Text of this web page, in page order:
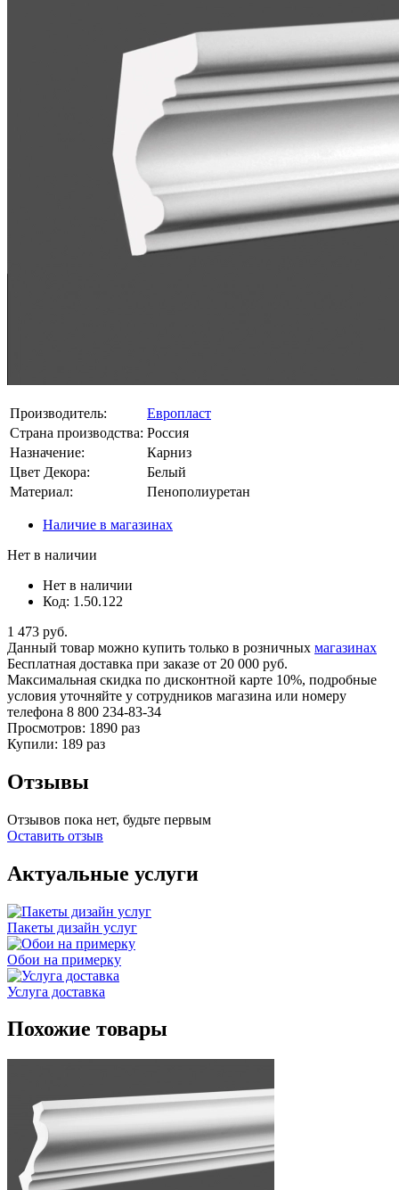
Производитель:
Европласт
Страна производства: Россия
Назначение:
Карниз
Цвет Декора:
Белый
Материал:
Пенополиуретан
Наличие в магазинах
Нет в наличии
Нет в наличии
Код: 1.50.122
1 473 руб.
Данный товар можно купить только в розничных магазинах
Бесплатная доставка при заказе от 20 000 руб.
Максимальная скидка по дисконтной карте 10%, подробные
условия уточняйте у сотрудников магазина или номеру
телефона 8 800 234-83-34
Просмотров: 1890 раз
Купили: 189 раз
Отзывы
Отзывов пока нет, будьте первым
Оставить отзыв
Актуальные услуги
Пакеты дизайн услуг
Обои на примерку
Услуга доставка
Похожие товары